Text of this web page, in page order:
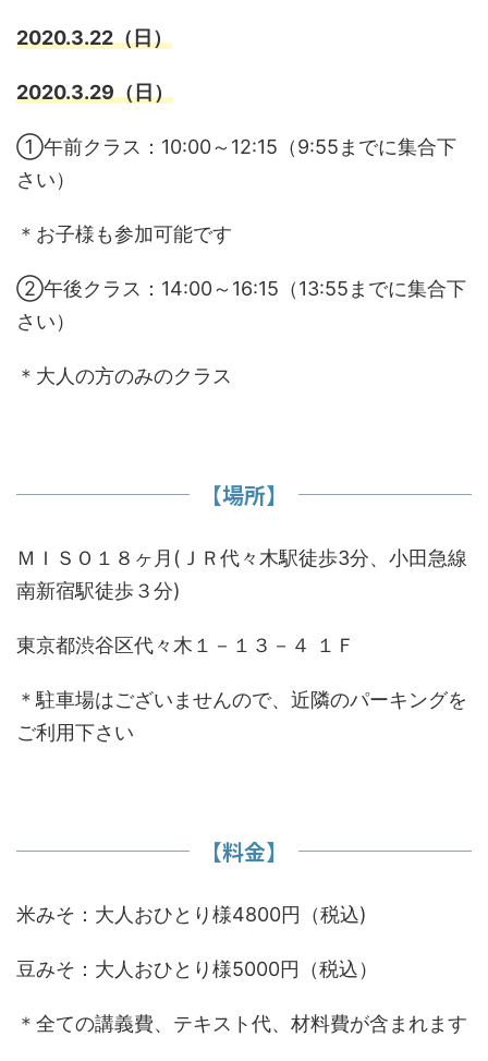
2020.3.22（日）
2020.3.29（日）
①午前クラス：10:00～12:15（9:55までに集合下
さい）
＊お子様も参加可能です
②午後クラス：14:00～16:15（13:55までに集合下
さい）
＊大人の方のみのクラス
【場所】
ＭＩＳＯ１８ヶ月(ＪＲ代々木駅徒歩3分、小田急線
南新宿駅徒歩３分)
東京都渋谷区代々木１－１３－４ １Ｆ
＊駐車場はございませんので、近隣のパーキングを
ご利用下さい
【料金】
米みそ：大人おひとり様4800円（税込)
豆みそ：大人おひとり様5000円（税込）
＊全ての講義費、テキスト代、材料費が含まれます